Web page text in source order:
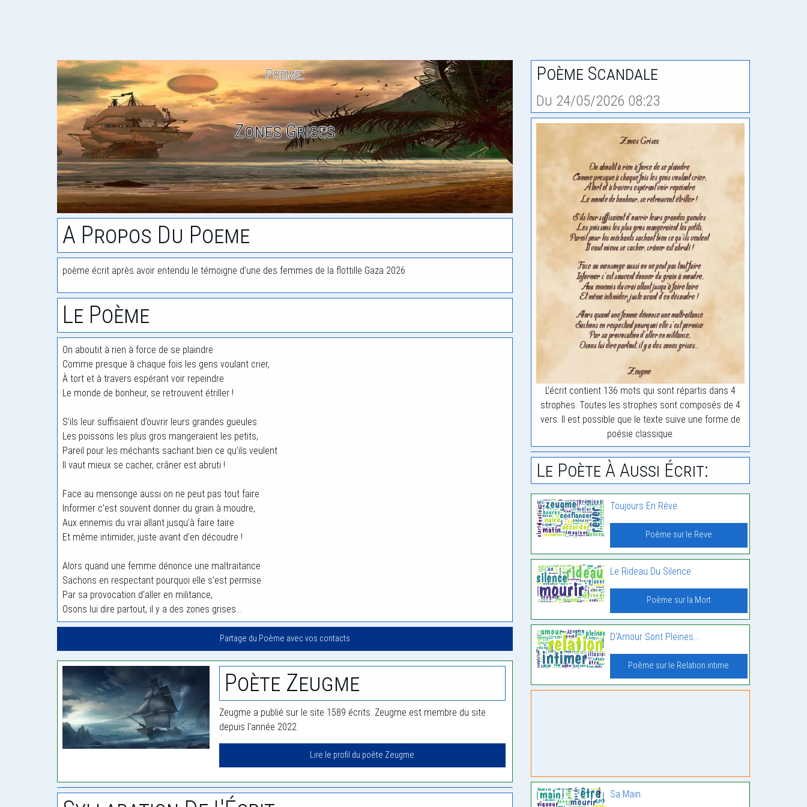
Poème:
Zones Grises
A Propos Du Poeme
poème écrit après avoir entendu le témoigne d’une des femmes de la flottille Gaza 2026
Le Poème
On aboutit à rien à force de se plaindre
Comme presque à chaque fois les gens voulant crier,
À tort et à travers espérant voir repeindre
Le monde de bonheur, se retrouvent étriller !
S’ils leur suffisaient d’ouvrir leurs grandes gueules
Les poissons les plus gros mangeraient les petits,
Pareil pour les méchants sachant bien ce qu’ils veulent
Il vaut mieux se cacher, crâner est abruti !
Face au mensonge aussi on ne peut pas tout faire
Informer c’est souvent donner du grain à moudre,
Aux ennemis du vrai allant jusqu’à faire taire
Et même intimider, juste avant d’en découdre !
Alors quand une femme dénonce une maltraitance
Sachons en respectant pourquoi elle s’est permise
Par sa provocation d’aller en militance,
Osons lui dire partout, il y a des zones grises…
Partage du Poème avec vos contacts
Poète Zeugme
Zeugme a publié sur le site 1589 écrits. Zeugme est membre du site
depuis l'année 2022.
Lire le profil du poète Zeugme
Poème Scandale
Du 24/05/2026 08:23
L'écrit contient 136 mots qui sont répartis dans 4
strophes. Toutes les strophes sont composés de 4
vers. Il est possible que le texte suive une forme de
poésie classique.
Le Poète À Aussi Écrit:
Toujours En Rêve
Poème sur le Reve
Le Rideau Du Silence
Poème sur la Mort
D’Amour Sont Pleines…
Poème sur le Relation intime
Sa Main